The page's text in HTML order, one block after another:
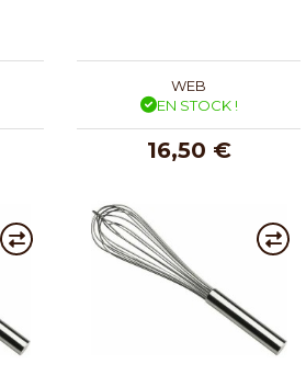
WEB
EN STOCK !
16,50 €